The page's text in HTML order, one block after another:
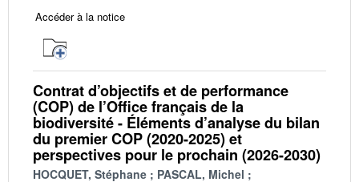
Accéder à la notice
Contrat d’objectifs et de performance
(COP) de l’Office français de la
biodiversité - Éléments d’analyse du bilan
du premier COP (2020-2025) et
perspectives pour le prochain (2026-2030)
HOCQUET, Stéphane
PASCAL, Michel